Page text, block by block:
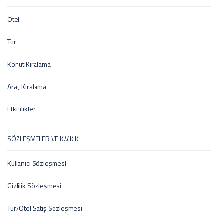
Otel
Tur
Konut Kiralama
Araç Kiralama
Etkinlikler
SÖZLEŞMELER VE K.V.K.K
Kullanıcı Sözleşmesi
Gizlilik Sözleşmesi
Tur/Otel Satış Sözleşmesi